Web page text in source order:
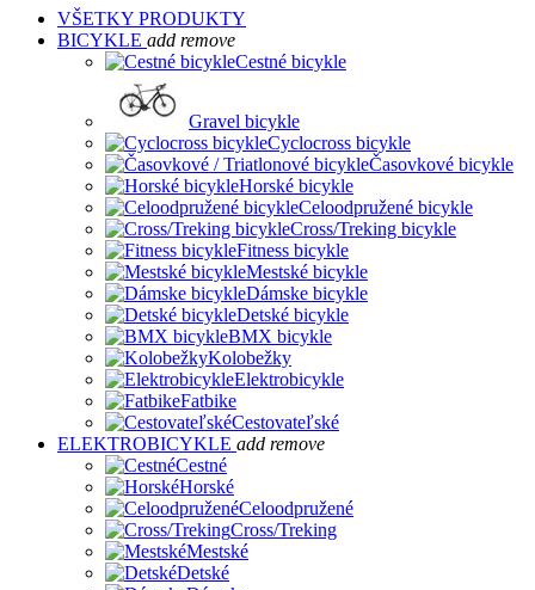
VŠETKY PRODUKTY
BICYKLE add remove
Cestné bicykle
Gravel bicykle
Cyclocross bicykle
Časovkové bicykle
Horské bicykle
Celoodpružené bicykle
Cross/Treking bicykle
Fitness bicykle
Mestské bicykle
Dámske bicykle
Detské bicykle
BMX bicykle
Kolobežky
Elektrobicykle
Fatbike
Cestovateľské
ELEKTROBICYKLE add remove
Cestné
Horské
Celoodpružené
Cross/Treking
Mestské
Detské